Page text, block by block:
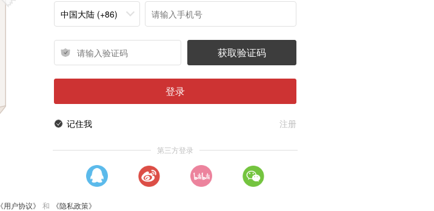
中国大陆 (+86)
获取验证码
登录
记住我 注册
第三方登录
《用户协议》 和 《隐私政策》